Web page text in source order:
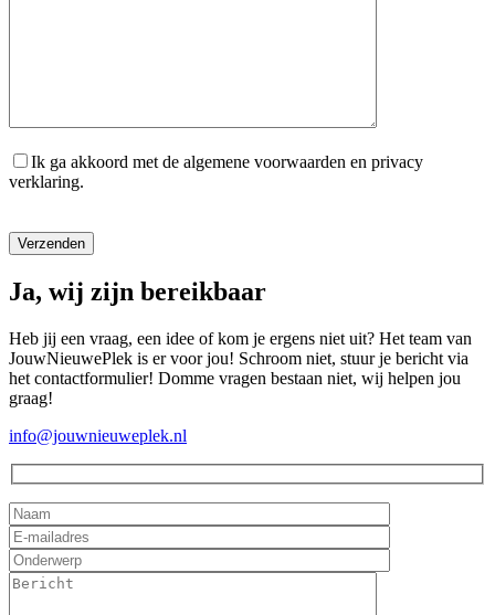
Ik ga akkoord met de algemene voorwaarden en privacy
verklaring.
Ja, wij zijn bereikbaar
Heb jij een vraag, een idee of kom je ergens niet uit? Het team van
JouwNieuwePlek is er voor jou! Schroom niet, stuur je bericht via
het contactformulier! Domme vragen bestaan niet, wij helpen jou
graag!
info@jouwnieuweplek.nl